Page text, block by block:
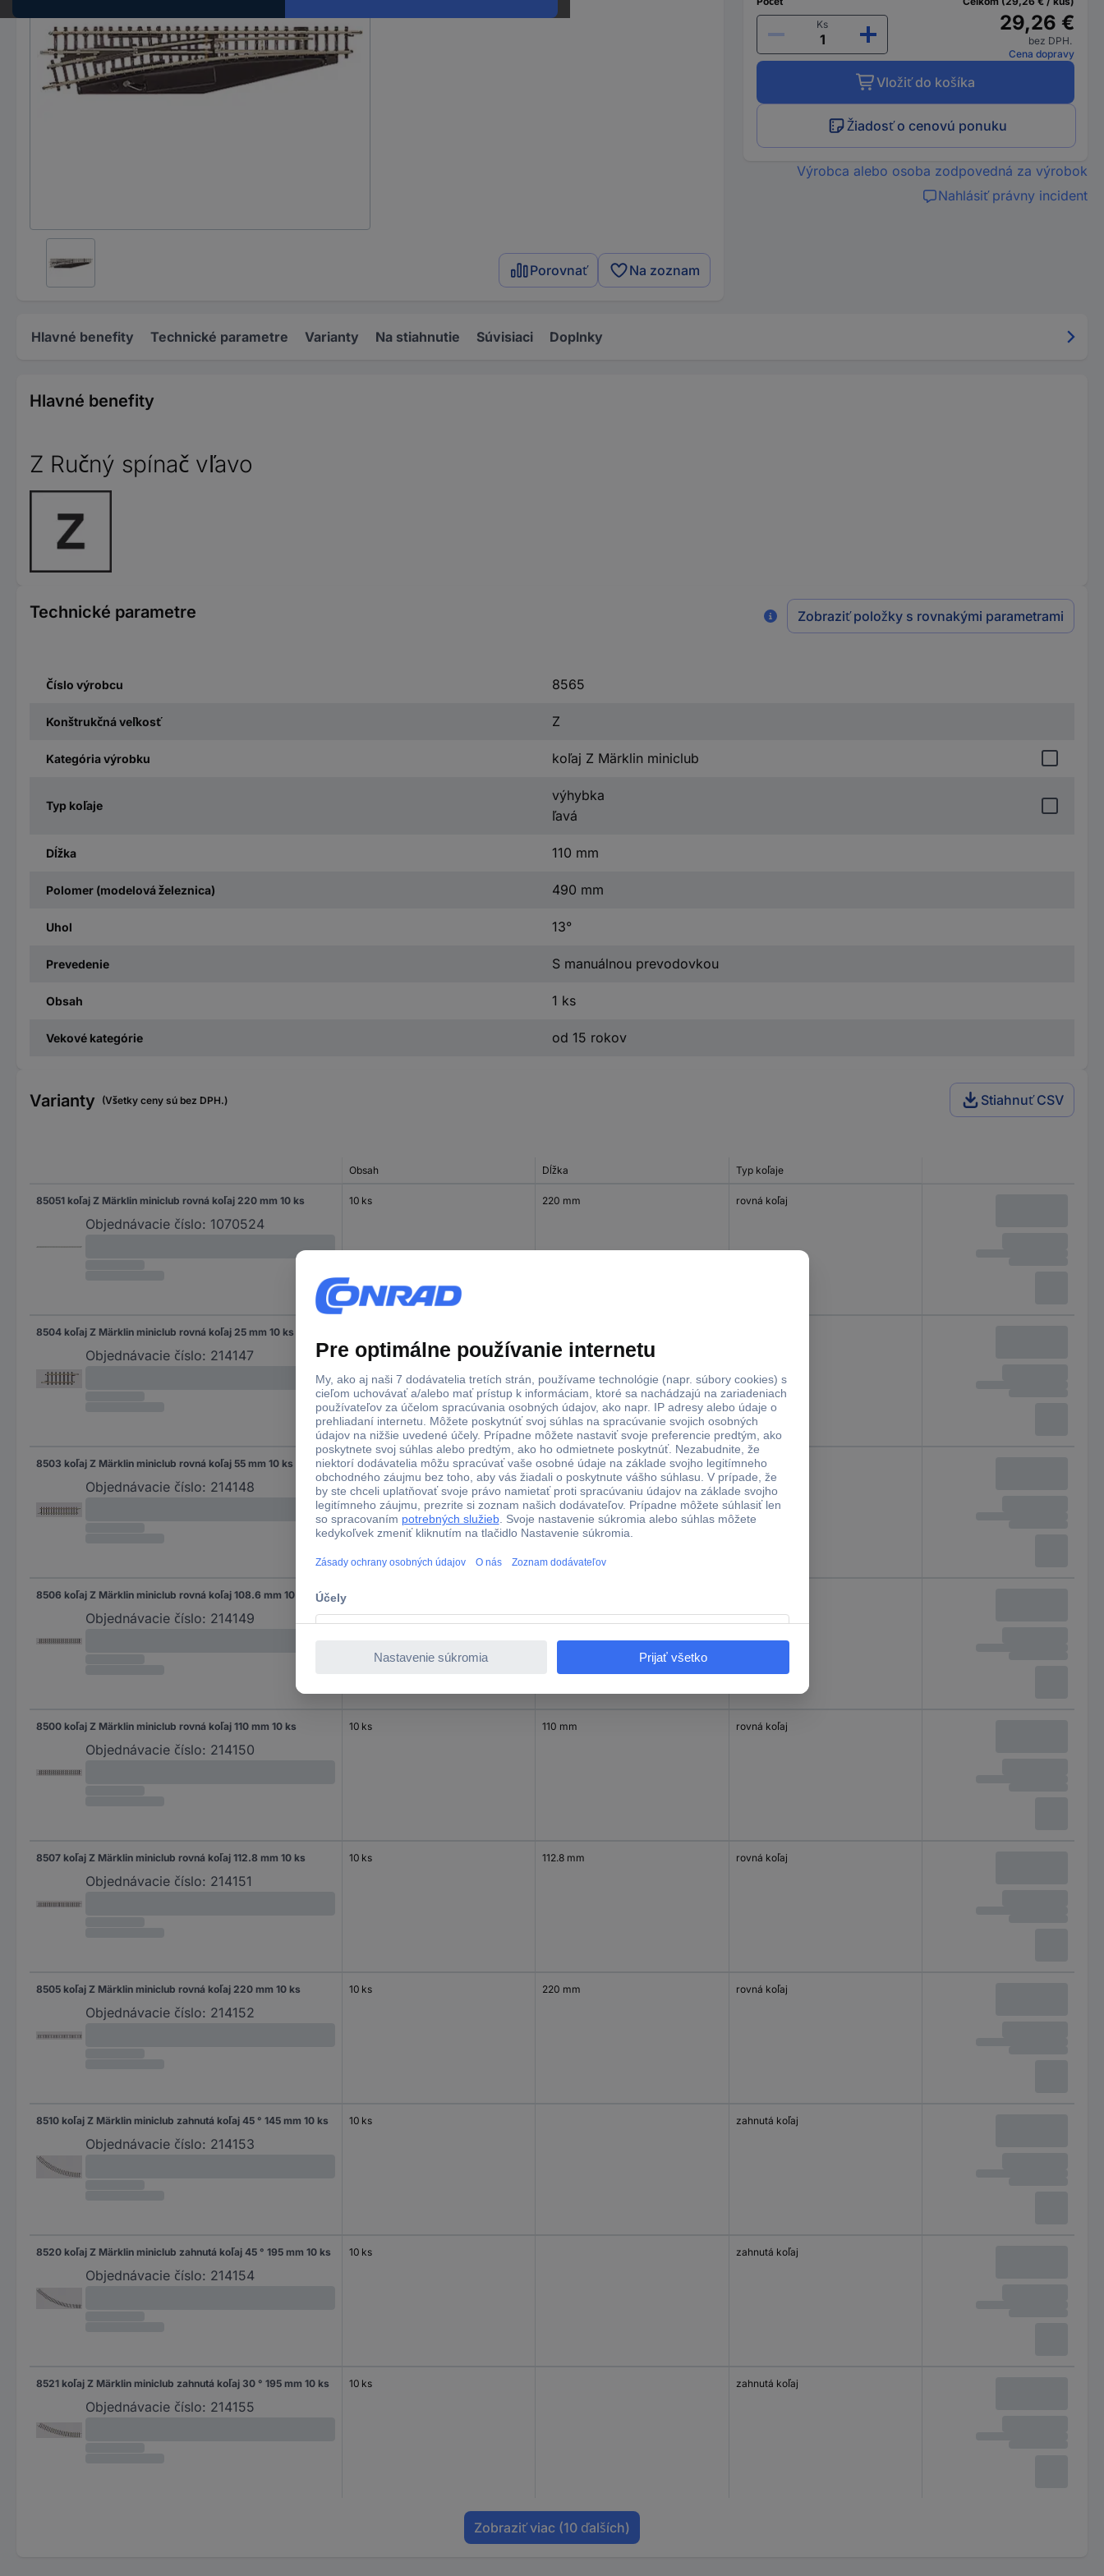
Porovnať Na zoznam
Ks
29,26 €
bez DPH.
Cena dopravy
Vložiť do košíka
Žiadosť o cenovú ponuku
Výrobca alebo osoba zodpovedná za výrobok
Nahlásiť právny incident
Hlavné benefity Technické parametre Varianty Na stiahnutie Súvisiaci Doplnky
Hlavné benefity
Z Ručný spínač vľavo
Technické parametre Zobraziť položky s rovnakými parametrami
Číslo výrobcu 8565
Konštrukčná veľkosť Z
Kategória výrobku koľaj Z Märklin miniclub
Typ koľaje
výhybka
ľavá
Dĺžka 110 mm
Polomer (modelová železnica) 490 mm
Uhol 13°
Prevedenie S manuálnou prevodovkou
Obsah 1 ks
Vekové kategórie od 15 rokov
Varianty (Všetky ceny sú bez DPH.) Stiahnuť CSV
Obsah Dĺžka Typ koľaje
85051 koľaj Z Märklin miniclub rovná koľaj 220 mm 10 ks
Objednávacie číslo: 1070524
10 ks 220 mm rovná koľaj
8504 koľaj Z Märklin miniclub rovná koľaj 25 mm 10 ks
Objednávacie číslo: 214147
8503 koľaj Z Märklin miniclub rovná koľaj 55 mm 10 ks
Objednávacie číslo: 214148
10 ks 55 mm rovná koľaj
8506 koľaj Z Märklin miniclub rovná koľaj 108.6 mm 10 ks
Objednávacie číslo: 214149
8500 koľaj Z Märklin miniclub rovná koľaj 110 mm 10 ks
Objednávacie číslo: 214150
10 ks 110 mm rovná koľaj
8507 koľaj Z Märklin miniclub rovná koľaj 112.8 mm 10 ks
Objednávacie číslo: 214151
10 ks 112.8 mm rovná koľaj
8505 koľaj Z Märklin miniclub rovná koľaj 220 mm 10 ks
Objednávacie číslo: 214152
10 ks 220 mm rovná koľaj
8510 koľaj Z Märklin miniclub zahnutá koľaj 45 ° 145 mm 10 ks
Objednávacie číslo: 214153
10 ks zahnutá koľaj
8520 koľaj Z Märklin miniclub zahnutá koľaj 45 ° 195 mm 10 ks
Objednávacie číslo: 214154
10 ks zahnutá koľaj
8521 koľaj Z Märklin miniclub zahnutá koľaj 30 ° 195 mm 10 ks
Objednávacie číslo: 214155
10 ks zahnutá koľaj
Zobraziť viac (10 ďalších)